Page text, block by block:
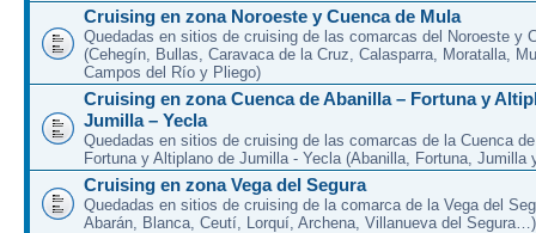
Cruising en zona Noroeste y Cuenca de Mula
Quedadas en sitios de cruising de las comarcas del Noroeste y
(Cehegín, Bullas, Caravaca de la Cruz, Calasparra, Moratalla,
Campos del Río y Pliego)
Cruising en zona Cuenca de Abanilla – Fortuna y
Jumilla – Yecla
Quedadas en sitios de cruising de las comarcas de la Cuenca
Fortuna y Altiplano de Jumilla - Yecla (Abanilla, Fortuna, Jumilla
Cruising en zona Vega del Segura
Quedadas en sitios de cruising de la comarca de la Vega del
Abarán, Blanca, Ceutí, Lorquí, Archena, Villanueva del Segura…)